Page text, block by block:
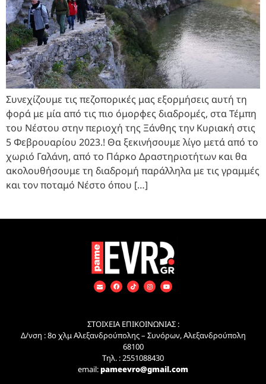
Συνεχίζουμε τις πεζοπορικές μας εξορμήσεις αυτή τη
φορά με μία από τις πιο όμορφες διαδρομές, στα Τέμπη
του Νέστου στην περιοχή της Ξάνθης την Κυριακή στις
5 Φεβρουαρίου 2023.! Θα ξεκινήσουμε λίγο μετά από το
χωριό Γαλάνη, από το Πάρκο Δραστηριοτήτων και θα
ακολουθήσουμε τη διαδρομή παράλληλα με τις γραμμές
και τον ποταμό Νέστο όπου […]
ΣΤΟΙΧΕΙΑ ΕΠΙΚΟΙΝΩΝΙΑΣ :
Δ/νση : 8ο χλμ Αλεξανδρούπολης – Συνόρων, Αλεξανδρούπολη
68100
Τηλ. : 2551088430
email:pameevro@gmail.com